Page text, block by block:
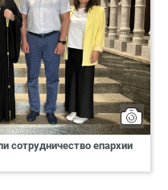
сотрудничество епархии